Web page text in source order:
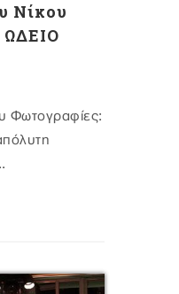
Νίκου
ΩΔΕΙΟ
Φωτογραφίες: